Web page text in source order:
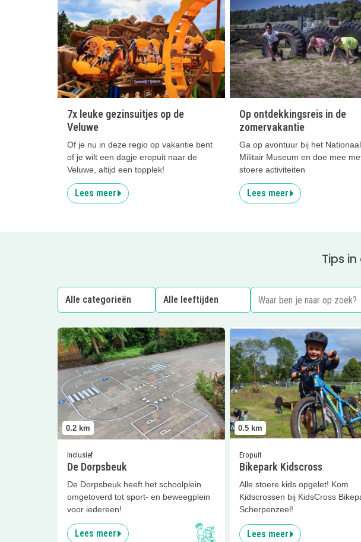
7x leuke gezinsuitjes op de
Veluwe
Of je nu in deze regio op vakantie bent
of je wilt een dagje eropuit naar de
Veluwe, altijd een topplek!
Lees meer
Op ontdekkingsreis in de
zomervakantie
Ga op avontuur bij het Nationaal
Militair Museum en doe mee
stoere activiteiten
Lees meer
Tips
0.2 km
Inclusief
De Dorpsbeuk
De Dorpsbeuk heeft het schoolplein
omgetoverd tot sport- en beweegplein
voor iedereen!
Lees meer
Lees meer De Dorpsbeuk
0.5 km
Eropuit
Bikepark Kidscross
Alle stoere kids opgelet! Kom
Kidscrossen bij KidsCross
Scherpenzeel!
Lees meer
Lees meer Bikepark Kidscross